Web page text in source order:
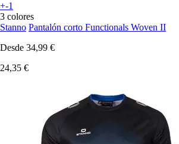
+-1
3 colores
Stanno Pantalón corto Functionals Woven II
Desde 34,99 €
24,35 €